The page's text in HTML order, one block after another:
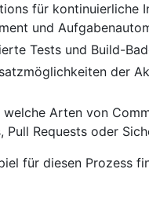
für kontinuierliche
und
Tests und Build-
der
welche Arten von
Pull Requests oder
für diesen Prozess